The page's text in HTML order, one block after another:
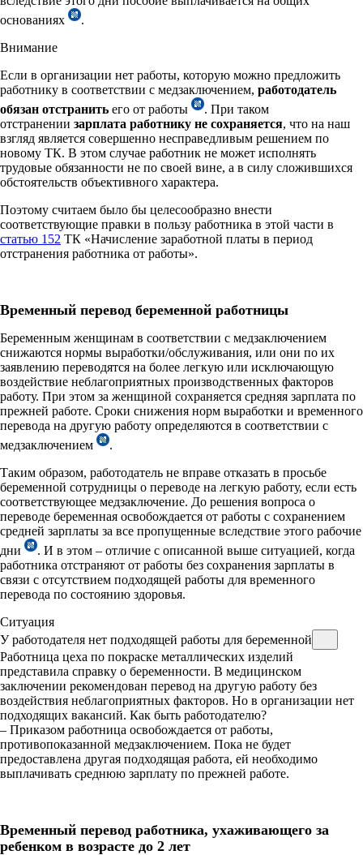
основаниях
.
Внимание
Если в организации нет работы, которую можно предложить
работнику в соответствии с медзаключением, работодатель
обязан отстранить его от работы
. При таком
отстранении зарплата работнику не сохраняется, что на наш
взгляд является совершенно несправедливым решением по
новому ТК. В этом случае работник не может исполнять
трудовые обязанности не по своей вине, а в силу сложившихся
обстоятельств объективного характера.
Поэтому считаем было бы целесообразно внести
соответствующие правки в пользу работника в этой части в
статью 152 ТК «Начисление заработной платы в период
отстранения работника от работы».
Временный перевод беременной работницы
Беременным женщинам в соответствии с медзаключением
снижаются нормы выработки/обслуживания, или они по их
заявлению переводятся на более легкую или исключающую
воздействие неблагоприятных производственных факторов
работу. При этом за женщиной сохраняется средняя зарплата по
прежней работе. Сроки снижения норм выработки и временного
перевода на другую работу определяются в соответствии с
медзаключением
.
Таким образом, работодатель не вправе отказать в просьбе
беременной сотрудницы о переводе на легкую работу, если есть
соответствующее медзаключение. До решения вопроса о
переводе беременная освобождается от работы с сохранением
средней зарплаты за все пропущенные вследствие этого рабочие
дни
. И в этом – отличие с описанной выше ситуацией, когда
работника отстраняют от работы без сохранения зарплаты в
связи с отсутствием подходящей работы для временного
перевода по состоянию здоровья.
Ситуация
У работодателя нет подходящей работы для беременной
Работница цеха по покраске металлических изделий
представила справку о беременности. В медицинском
заключении рекомендован перевод на другую работу без
воздействия неблагоприятных факторов. Но в организации нет
подходящих вакансий. Как быть работодателю?
– Приказом работница освобождается от работы,
противопоказанной медзаключением. Пока не будет
предоставлена другая подходящая работа, ей необходимо
выплачивать среднюю зарплату по прежней работе.
Временный перевод работника, ухаживающего за
ребенком в возрасте до 2 лет